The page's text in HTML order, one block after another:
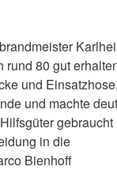
rund 80 gut
und
und machte
gebraucht
in die
Bienhoff